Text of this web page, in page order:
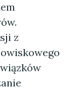
z